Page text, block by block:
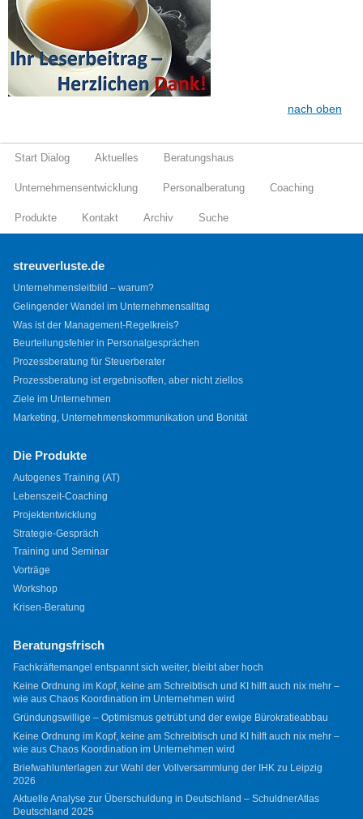
nach oben
Start Dialog Aktuelles Beratungshaus
Unternehmensentwicklung Personalberatung Coaching
Produkte Kontakt Archiv Suche
streuverluste.de
Unternehmensleitbild – warum?
Gelingender Wandel im Unternehmensalltag
Was ist der Management-Regelkreis?
Beurteilungsfehler in Personalgesprächen
Prozessberatung für Steuerberater
Prozessberatung ist ergebnisoffen, aber nicht ziellos
Ziele im Unternehmen
Marketing, Unternehmenskommunikation und Bonität
Die Produkte
Autogenes Training (AT)
Lebenszeit-Coaching
Projektentwicklung
Strategie-Gespräch
Training und Seminar
Vorträge
Workshop
Krisen-Beratung
Beratungsfrisch
Fachkräftemangel entspannt sich weiter, bleibt aber hoch
Keine Ordnung im Kopf, keine am Schreibtisch und KI hilft auch nix mehr –
wie aus Chaos Koordination im Unternehmen wird
Gründungswillige – Optimismus getrübt und der ewige Bürokratieabbau
Keine Ordnung im Kopf, keine am Schreibtisch und KI hilft auch nix mehr –
wie aus Chaos Koordination im Unternehmen wird
Briefwahlunterlagen zur Wahl der Vollversammlung der IHK zu Leipzig
2026
Aktuelle Analyse zur Überschuldung in Deutschland – SchuldnerAtlas
Deutschland 2025